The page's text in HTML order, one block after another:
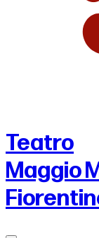
Teatro
Maggio